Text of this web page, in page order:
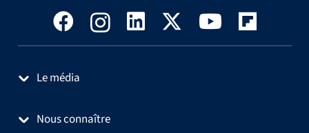
Le média
Nous connaître